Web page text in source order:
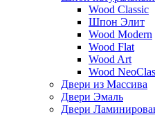
Wood Classic
Шпон Элит
Wood Modern
Wood Flat
Wood Art
Wood
Двери из Массива
Двери Эмаль
Двери